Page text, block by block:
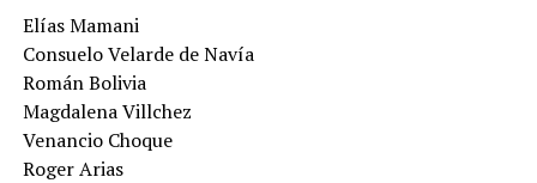
Elías Mamani
Consuelo Velarde de Navía
Román Bolivia
Magdalena Villchez
Venancio Choque
Roger Arias